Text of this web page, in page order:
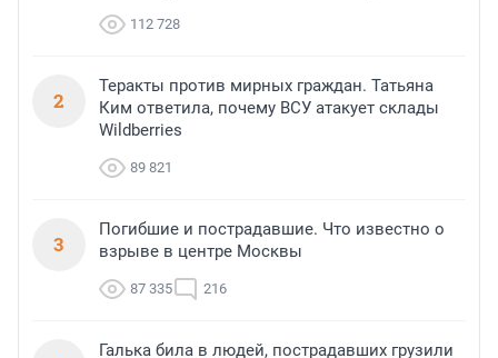
112 728
2
Теракты против мирных граждан. Татьяна
Ким ответила, почему ВСУ атакует склады
Wildberries
89 821
3
Погибшие и пострадавшие. Что известно о
взрыве в центре Москвы
87 335 216
Галька била в людей, пострадавших грузили